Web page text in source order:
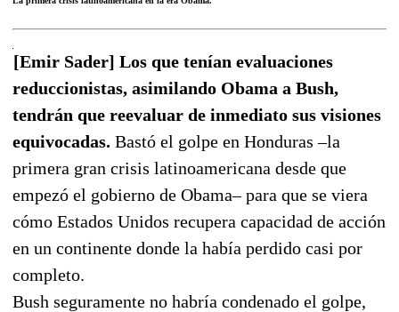
[Emir Sader] Los que tenían evaluaciones
reduccionistas, asimilando Obama a Bush,
tendrán que reevaluar de inmediato sus visiones
equivocadas. Bastó el golpe en Honduras –la
primera gran crisis latinoamericana desde que
empezó el gobierno de Obama– para que se viera
cómo Estados Unidos recupera capacidad de acción
en un continente donde la había perdido casi por
completo.
Bush seguramente no habría condenado el golpe,